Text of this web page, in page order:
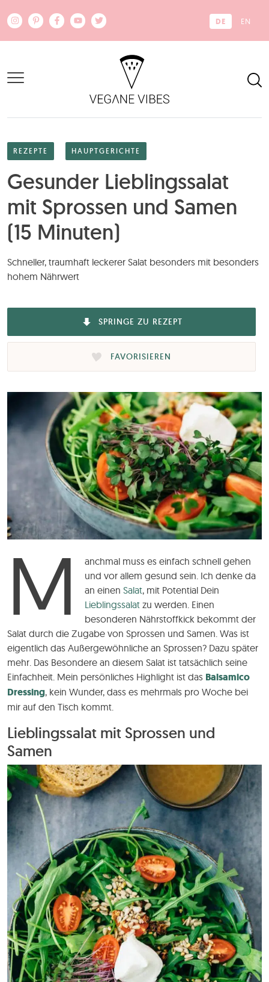
DE EN
REZEPTE HAUPTGERICHTE
Gesunder Lieblingssalat
mit Sprossen und Samen
(15 Minuten)
Schneller, traumhaft leckerer Salat besonders mit besonders
hohem Nährwert
SPRINGE ZU REZEPT
FAVORISIEREN
M
anchmal muss es einfach schnell gehen
und vor allem gesund sein. Ich denke da
an einenSalat, mit Potential Dein
Lieblingssalat zu werden. Einen
besonderen Nährstoffkick bekommt der
Salat durch die Zugabe von Sprossen und Samen. Was ist
eigentlich das Außergewöhnliche an Sprossen? Dazu später
mehr. Das Besondere an diesem Salat ist tatsächlich seine
Einfachheit. Mein persönliches Highlight ist das Balsamico
Dressing, kein Wunder, dass es mehrmals pro Woche bei
mir auf den Tisch kommt.
Lieblingssalat mit Sprossen und
Samen